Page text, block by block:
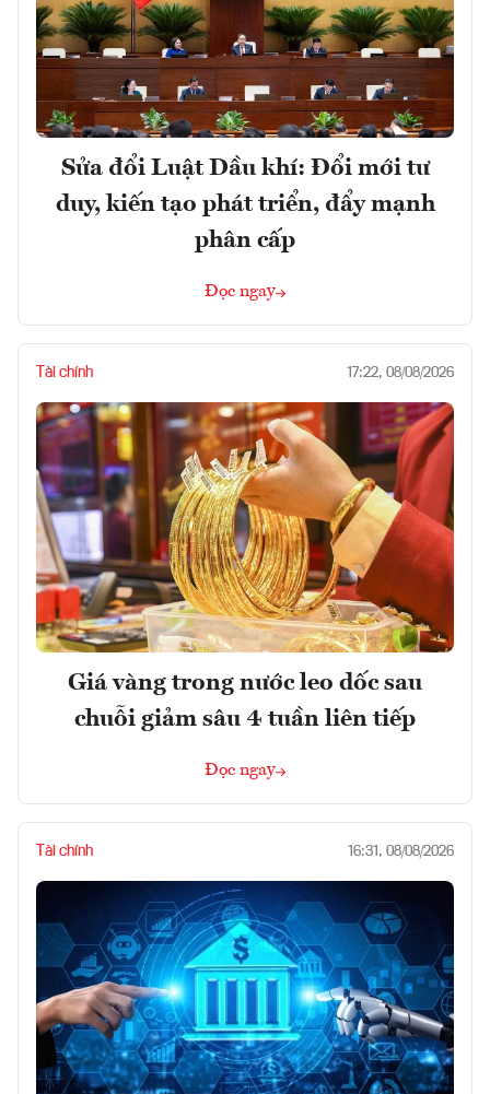
Sửa đổi Luật Dầu khí: Đổi mới tư
duy, kiến tạo phát triển, đẩy mạnh
phân cấp
Đọc ngay
Tài chính 17:22, 08/08/2026
Giá vàng trong nước leo dốc sau
chuỗi giảm sâu 4 tuần liên tiếp
Đọc ngay
Tài chính 16:31, 08/08/2026